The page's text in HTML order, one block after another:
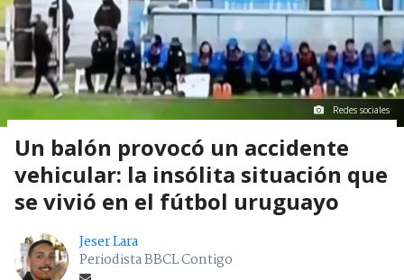
Redes sociales
Un balón provocó un accidente
vehicular: la insólita situación que
se vivió en el fútbol uruguayo
Jeser Lara
Periodista BBCL Contigo